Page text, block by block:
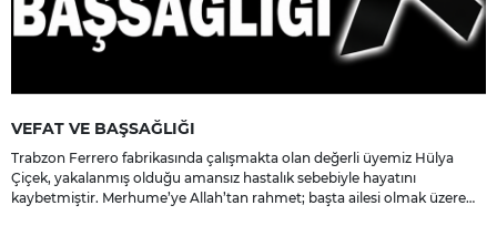
VEFAT VE BAŞSAĞLIĞI
Trabzon Ferrero fabrikasında çalışmakta olan değerli üyemiz Hülya
Çiçek, yakalanmış olduğu amansız hastalık sebebiyle hayatını
kaybetmiştir. Merhume’ye Allah’tan rahmet; başta ailesi olmak üzere